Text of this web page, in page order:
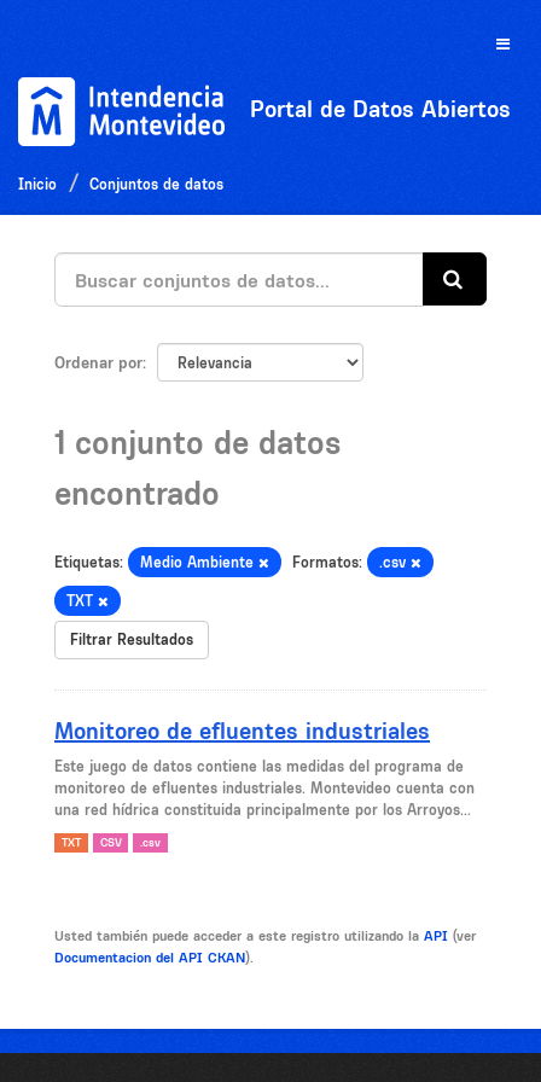
Toggle
Portal de Datos Abiertos
Inicio Conjuntos de datos
Ordenar por
1 conjunto de datos
encontrado
Etiquetas: Medio Ambiente Formatos: .csv
TXT
Filtrar Resultados
Monitoreo de efluentes industriales
Este juego de datos contiene las medidas del programa de
monitoreo de efluentes industriales. Montevideo cuenta con
una red hídrica constituida principalmente por los Arroyos...
TXT CSV .csv
Usted también puede acceder a este registro utilizando la API (ver
Documentacion del API CKAN).